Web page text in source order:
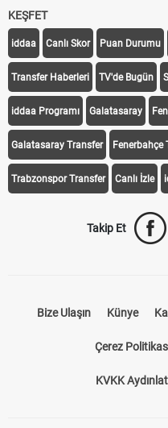
KEŞFET
iddaa Canlı Skor Puan Durumu
Transfer Haberleri TV'de Bugün
iddaa Programı Galatasaray
Galatasaray Transfer Fenerbahçe
Trabzonspor Transfer Canlı İzle
Takip Et
Bize Ulaşın Künye
Çerez
KVKK